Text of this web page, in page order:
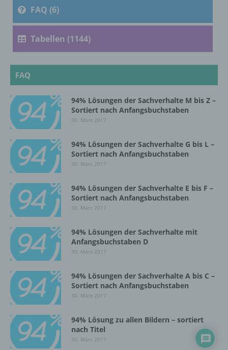
FAQ (6)
Tabellen (1144)
FAQ
94% Lösungen der Sachverhalte M bis Z –
Sortiert nach Anfangsbuchstaben
30. März 2017
94% Lösungen der Sachverhalte G bis L –
Sortiert nach Anfangsbuchstaben
30. März 2017
94% Lösungen der Sachverhalte E bis F –
Sortiert nach Anfangsbuchstaben
30. März 2017
94% Lösungen der Sachverhalte mit
Anfangsbuchstaben D
30. März 2017
94% Lösungen der Sachverhalte A bis C –
Sortiert nach Anfangsbuchstaben
30. März 2017
94% Lösung zu allen Bildern – sortiert
nach Titel
30. März 2017
die Anpassung oder Veränderung, das
Auslesen, das Abfragen, die Verwendung,
die Offenlegung durch Übermittlung,
Verbreitung oder eine andere Form der
Löschen oder die Vernichtung.
d) Einschränkung der Verarbeitung
Einschränkung der Verarbeitung ist die
personenbezogener Daten mit dem Ziel, ihre
künftige Verarbeitung einzuschränken.
e) Profiling
Profiling ist jede Art der automatisierten
Verarbeitung personenbezogener Daten, die
darin besteht, dass diese
personenbezogenen Daten verwendet
werden, um bestimmte persönliche Aspekte,
zu bewerten, insbesondere, um Aspekte
bezüglich Arbeitsleistung, wirtschaftlicher
Lage, Gesundheit, persönlicher Vorlieben,
Interessen, Zuverlässigkeit, Verhalten,
Aufenthaltsort oder Ortswechsel dieser
natürlichen Person zu analysieren oder
vorherzusagen.